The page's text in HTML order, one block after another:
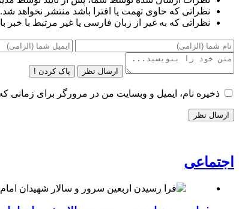
نظراتی که حاوی تهمت یا افترا باشد منتشر نخواهد شد.
نظراتی که به غیر از زبان فارسی یا غیر مرتبط با خبر
ارسال نظر پاک کردن !
ذخیره نام، ایمیل و وبسایت من در مرورگر برای زمانی
اجتماعی